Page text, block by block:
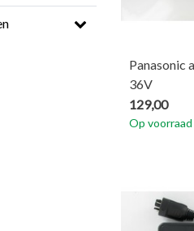
Panasonic
36V
129,00
Op voorraad